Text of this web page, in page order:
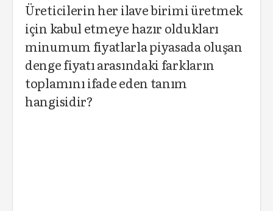
Üreticilerin her ilave birimi üretmek
için kabul etmeye hazır oldukları
minumum fiyatlarla piyasada oluşan
denge fiyatı arasındaki farkların
toplamını ifade eden tanım
hangisidir?